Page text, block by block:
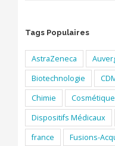
Tags Populaires
AstraZeneca
Biotechnologie
Chimie
Cosmétique
Dispositifs Médicaux
france
Fusions-